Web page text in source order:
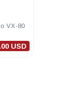
VX-80
USD